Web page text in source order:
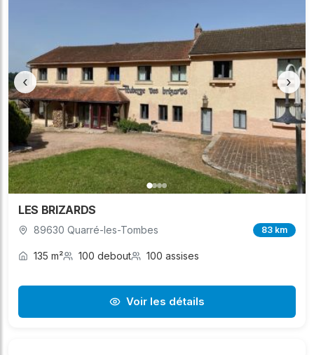
‹ ›
LES BRIZARDS
89630 Quarré-les-Tombes 83 km
135 m² 100 debout 100 assises
Voir les détails